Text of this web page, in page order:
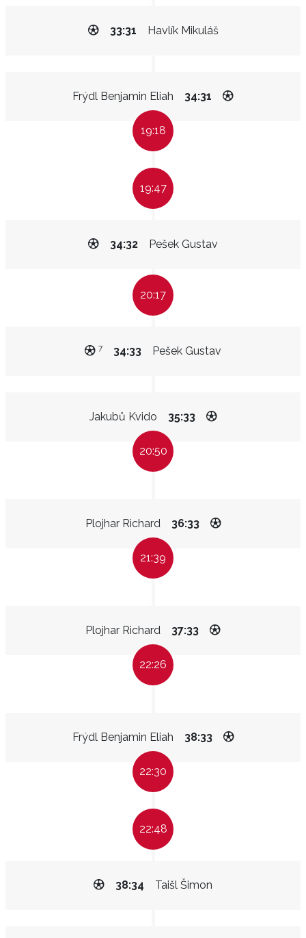
Havlík Mikuláš
33:31
Frýdl Benjamin Eliah 34:31
19:18
19:47
Pešek Gustav
34:32
20:17
Pešek Gustav
34:33
7
Jakubů Kvido 35:33
20:50
Plojhar Richard 36:33
21:39
Plojhar Richard 37:33
22:26
Frýdl Benjamin Eliah 38:33
22:30
22:48
Taišl Šimon
38:34